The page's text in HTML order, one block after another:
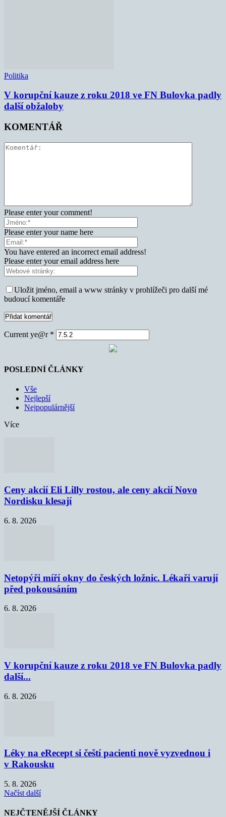
Politika
V korupční kauze z roku 2018 ve FN Bulovka padly
další obžaloby
KOMENTÁŘ
Please enter your comment!
Please enter your name here
You have entered an incorrect email address!
Please enter your email address here
Uložit jméno, email a www stránky v prohlížeči pro další mé
budoucí komentáře
Current ye@r *
POSLEDNÍ ČLÁNKY
Vše
Nejlepší
Nejpopulárnější
Více
Ceny akcií Eli Lilly rostou, ale ceny akcií Novo
Nordisku klesají
6. 8. 2026
Netopýři míří okny do českých ložnic. Lékaři varují
před pokousáním
6. 8. 2026
V korupční kauze z roku 2018 ve FN Bulovka padly
další...
6. 8. 2026
Léky na eRecept si čeští pacienti nově vyzvednou i
v Rakousku
5. 8. 2026
Načíst další
NEJČTENĚJŠÍ ČLÁNKY